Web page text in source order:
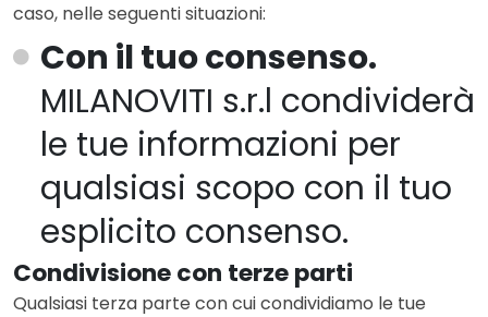
caso, nelle seguenti situazioni:
Con il tuo consenso.
MILANOVITI s.r.l condividerà
le tue informazioni per
qualsiasi scopo con il tuo
esplicito consenso.
Condivisione con terze parti
Qualsiasi terza parte con cui condividiamo le tue